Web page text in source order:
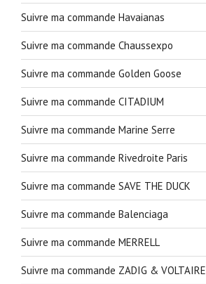
Suivre ma commande Havaianas
Suivre ma commande Chaussexpo
Suivre ma commande Golden Goose
Suivre ma commande CITADIUM
Suivre ma commande Marine Serre
Suivre ma commande Rivedroite Paris
Suivre ma commande SAVE THE DUCK
Suivre ma commande Balenciaga
Suivre ma commande MERRELL
Suivre ma commande ZADIG & VOLTAIRE